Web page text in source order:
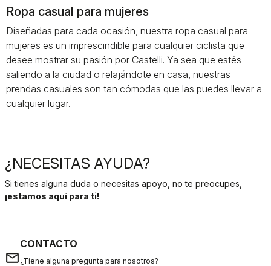
Ropa casual para mujeres
Diseñadas para cada ocasión, nuestra ropa casual para
mujeres es un imprescindible para cualquier ciclista que
desee mostrar su pasión por Castelli. Ya sea que estés
saliendo a la ciudad o relajándote en casa, nuestras
prendas casuales son tan cómodas que las puedes llevar a
cualquier lugar.
¿NECESITAS AYUDA?
Si tienes alguna duda o necesitas apoyo, no te preocupes,
¡estamos aquí para ti!
email
CONTACTO
¿Tiene alguna pregunta para nosotros?